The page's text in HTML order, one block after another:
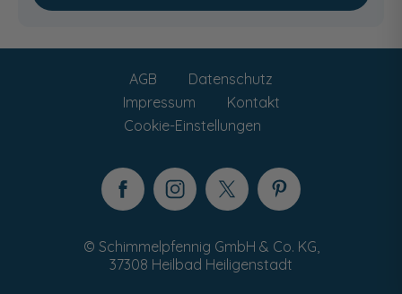
AGB
Datenschutz
Impressum
Kontakt
Cookie-Einstellungen
© Schimmelpfennig GmbH & Co. KG,
37308 Heilbad Heiligenstadt